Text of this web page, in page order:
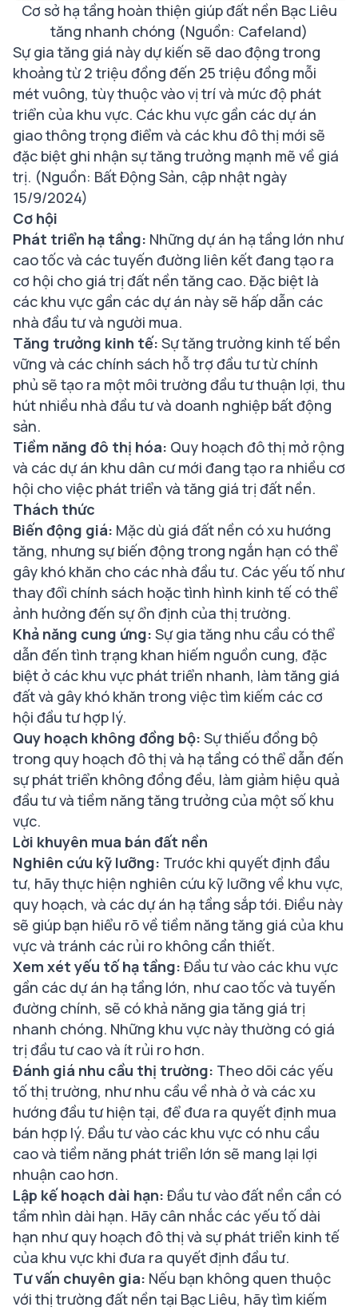
Cơ sở hạ tầng hoàn thiện giúp đất nền Bạc Liêu
tăng nhanh chóng (Nguồn: Cafeland)
Sự gia tăng giá này dự kiến sẽ dao động trong
khoảng từ 2 triệu đồng đến 25 triệu đồng mỗi
mét vuông, tùy thuộc vào vị trí và mức độ phát
triển của khu vực. Các khu vực gần các dự án
giao thông trọng điểm và các khu đô thị mới sẽ
đặc biệt ghi nhận sự tăng trưởng mạnh mẽ về giá
trị. (Nguồn: Bất Động Sản, cập nhật ngày
15/9/2024)
Cơ hội
Phát triển hạ tầng: Những dự án hạ tầng lớn như
cao tốc và các tuyến đường liên kết đang tạo ra
cơ hội cho giá trị đất nền tăng cao. Đặc biệt là
các khu vực gần các dự án này sẽ hấp dẫn các
nhà đầu tư và người mua.
Tăng trưởng kinh tế: Sự tăng trưởng kinh tế bền
vững và các chính sách hỗ trợ đầu tư từ chính
phủ sẽ tạo ra một môi trường đầu tư thuận lợi, thu
hút nhiều nhà đầu tư và doanh nghiệp bất động
sản.
Tiềm năng đô thị hóa: Quy hoạch đô thị mở rộng
và các dự án khu dân cư mới đang tạo ra nhiều cơ
hội cho việc phát triển và tăng giá trị đất nền.
Thách thức
Biến động giá: Mặc dù giá đất nền có xu hướng
tăng, nhưng sự biến động trong ngắn hạn có thể
gây khó khăn cho các nhà đầu tư. Các yếu tố như
thay đổi chính sách hoặc tình hình kinh tế có thể
ảnh hưởng đến sự ổn định của thị trường.
Khả năng cung ứng: Sự gia tăng nhu cầu có thể
dẫn đến tình trạng khan hiếm nguồn cung, đặc
biệt ở các khu vực phát triển nhanh, làm tăng giá
đất và gây khó khăn trong việc tìm kiếm các cơ
hội đầu tư hợp lý.
Quy hoạch không đồng bộ: Sự thiếu đồng bộ
trong quy hoạch đô thị và hạ tầng có thể dẫn đến
sự phát triển không đồng đều, làm giảm hiệu quả
đầu tư và tiềm năng tăng trưởng của một số khu
vực.
Lời khuyên mua bán đất nền
Nghiên cứu kỹ lưỡng: Trước khi quyết định đầu
tư, hãy thực hiện nghiên cứu kỹ lưỡng về khu vực,
quy hoạch, và các dự án hạ tầng sắp tới. Điều này
sẽ giúp bạn hiểu rõ về tiềm năng tăng giá của khu
vực và tránh các rủi ro không cần thiết.
Xem xét yếu tố hạ tầng: Đầu tư vào các khu vực
gần các dự án hạ tầng lớn, như cao tốc và tuyến
đường chính, sẽ có khả năng gia tăng giá trị
nhanh chóng. Những khu vực này thường có giá
trị đầu tư cao và ít rủi ro hơn.
Đánh giá nhu cầu thị trường: Theo dõi các yếu
tố thị trường, như nhu cầu về nhà ở và các xu
hướng đầu tư hiện tại, để đưa ra quyết định mua
bán hợp lý. Đầu tư vào các khu vực có nhu cầu
cao và tiềm năng phát triển lớn sẽ mang lại lợi
nhuận cao hơn.
Lập kế hoạch dài hạn: Đầu tư vào đất nền cần có
tầm nhìn dài hạn. Hãy cân nhắc các yếu tố dài
hạn như quy hoạch đô thị và sự phát triển kinh tế
của khu vực khi đưa ra quyết định đầu tư.
Tư vấn chuyên gia: Nếu bạn không quen thuộc
với thị trường đất nền tại Bạc Liêu, hãy tìm kiếm